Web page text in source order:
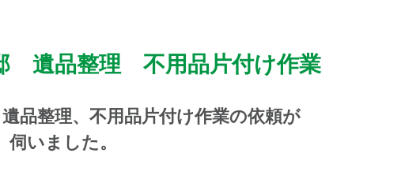
遺品整理 不用品片付け作業
品整理、不用品片付け作業の依頼が
いました。